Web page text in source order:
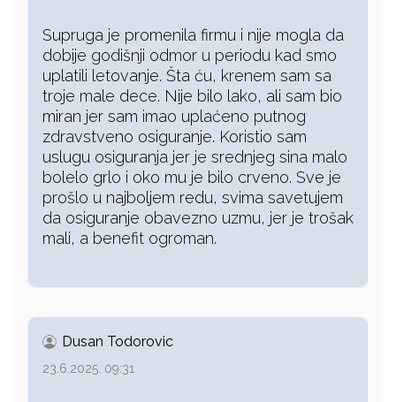
Supruga je promenila firmu i nije mogla da
dobije godišnji odmor u periodu kad smo
uplatili letovanje. Šta ću, krenem sam sa
troje male dece. Nije bilo lako, ali sam bio
miran jer sam imao uplaćeno putnog
zdravstveno osiguranje. Koristio sam
uslugu osiguranja jer je srednjeg sina malo
bolelo grlo i oko mu je bilo crveno. Sve je
prošlo u najboljem redu, svima savetujem
da osiguranje obavezno uzmu, jer je trošak
mali, a benefit ogroman.
Dusan Todorovic
23.6.2025. 09:31